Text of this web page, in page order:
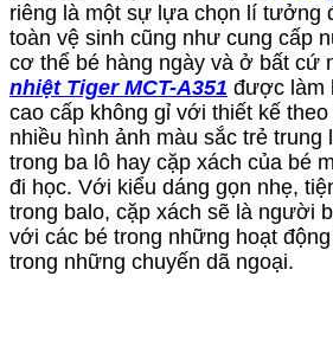
riêng là một sự lựa chọn lí tưởng
toàn vệ sinh cũng như cung cấp
cơ thể bé hàng ngày và ở bất cứ
nhiệt Tiger MCT-A351 được làm
cao cấp không gỉ với thiết kế
nhiều hình ảnh màu sắc trẻ trung
trong ba lô hay cặp xách của bé
đi học. Với kiểu dáng gọn nhẹ,
trong balo, cặp xách sẽ là người
với các bé trong những hoạt
trong những chuyến dã ngoại.